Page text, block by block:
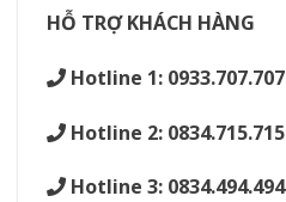
HỖ TRỢ KHÁCH HÀNG
Hotline 1: 0933.707.707
Hotline 2: 0834.715.715
Hotline 3: 0834.494.494